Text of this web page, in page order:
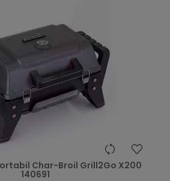
Char-Broil Grill2Go X200
140691